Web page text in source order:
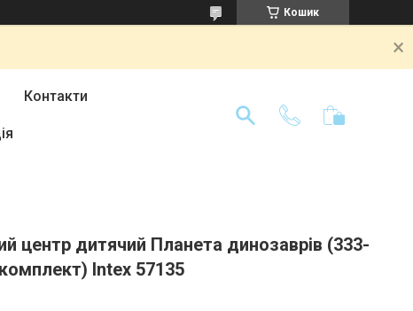
Кошик
Контакти
центр дитячий Планета динозаврів (333-
Intex 57135